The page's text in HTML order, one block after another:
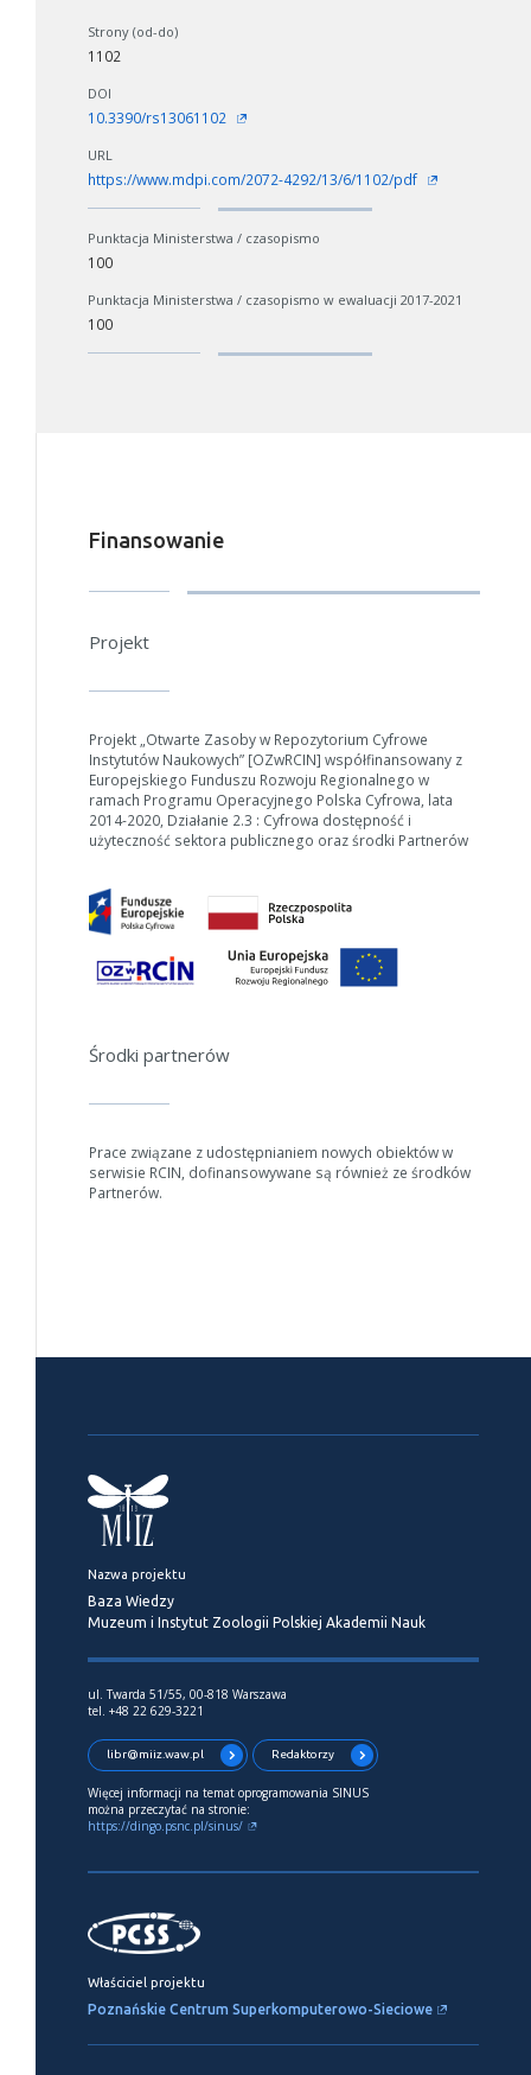
W zależności od ilości danych do przetworzenia generowanie pliku
Strony (od-do)
1102
DOI
10.3390/rs13061102
URL
https://www.mdpi.com/2072-4292/13/6/1102/pdf
Punktacja Ministerstwa / czasopismo
100
Punktacja Ministerstwa / czasopismo w ewaluacji 2017-2021
100
Finansowanie
Projekt
Projekt „Otwarte Zasoby w Repozytorium Cyfrowe
Instytutów Naukowych” [OZwRCIN] współfinansowany z
Europejskiego Funduszu Rozwoju Regionalnego w
ramach Programu Operacyjnego Polska Cyfrowa, lata
2014-2020, Działanie 2.3 : Cyfrowa dostępność i
użyteczność sektora publicznego oraz środki Partnerów
Środki partnerów
Prace związane z udostępnianiem nowych obiektów w
serwisie RCIN, dofinansowywane są również ze środków
Partnerów.
Nazwa projektu
Baza Wiedzy
Muzeum i Instytut Zoologii Polskiej Akademii Nauk
ul. Twarda 51/55, 00-818 Warszawa
tel. +48 22 629-3221
libr@miiz.waw.pl Redaktorzy
Więcej informacji na temat oprogramowania SINUS
można przeczytać na stronie:
https://dingo.psnc.pl/sinus/
Właściciel projektu
Poznańskie Centrum Superkomputerowo-Sieciowe